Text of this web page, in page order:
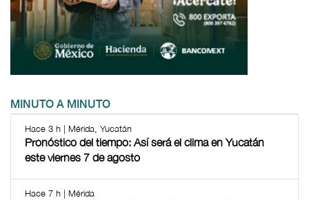
MINUTO A MINUTO
Hace 3 h | Mérida, Yucatán
Pronóstico del tiempo: Así será el clima en Yucatán
este viernes 7 de agosto
Hace 7 h | Mérida